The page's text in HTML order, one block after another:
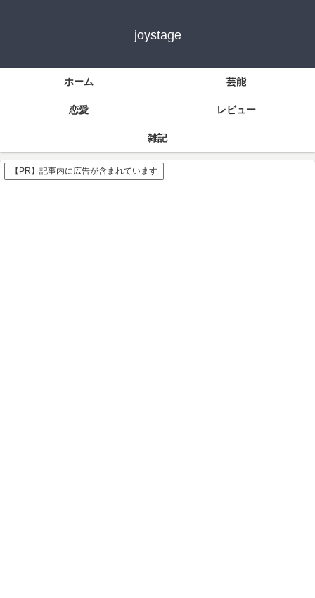
joystage
ホーム 芸能
恋愛 レビュー
雑記
【PR】記事内に広告が含まれています